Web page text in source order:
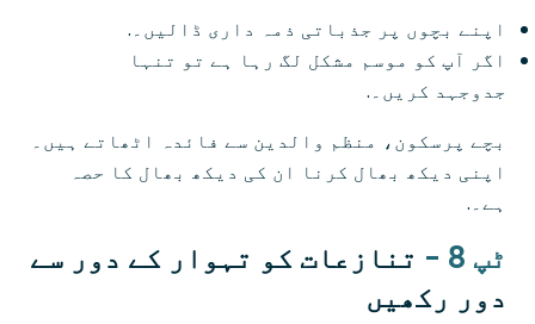
اپنے بچوں پر جذباتی ذمہ داری ڈالیں۔.
اگر آپ کو موسم مشکل لگ رہا ہے تو تنہا
جدوجہد کریں۔.
بچے پرسکون، منظم والدین سے فائدہ اٹھاتے ہیں۔
اپنی دیکھ بھال کرنا ان کی دیکھ بھال کا حصہ
ہے۔.
ٹپ 8 -
تنازعات کو تہوار کے دور سے
دور رکھیں